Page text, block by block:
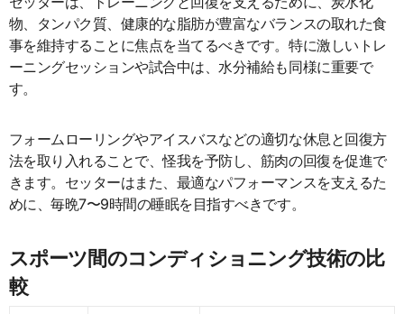
物、タンパク質、健康的な脂肪が豊富なバランスの取れた食
事を維持することに焦点を当てるべきです。特に激しいトレ
ーニングセッションや試合中は、水分補給も同様に重要で
す。
フォームローリングやアイスバスなどの適切な休息と回復方
法を取り入れることで、怪我を予防し、筋肉の回復を促進で
きます。セッターはまた、最適なパフォーマンスを支えるた
めに、毎晩7〜9時間の睡眠を目指すべきです。
スポーツ間のコンディショニング技術の比
較